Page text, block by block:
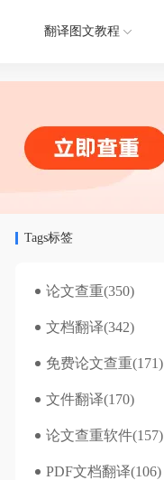
翻译图文教程
Tags标签
论文查重(350)
文档翻译(342)
免费论文查重(171)
文件翻译(170)
论文查重软件(157)
PDF文档翻译(106)